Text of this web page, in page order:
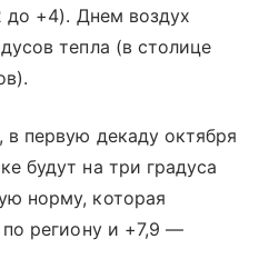
до +4). Днем воздух
тепла (в столице
в первую декаду октября
будут на три градуса
норму, которая
по региону и +7,9 —